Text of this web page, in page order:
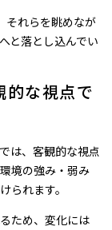
それらを眺めなが
と落とし込んでい
的な視点で
は、客観的な視点
境の強み・弱み
られます。
ため、変化には